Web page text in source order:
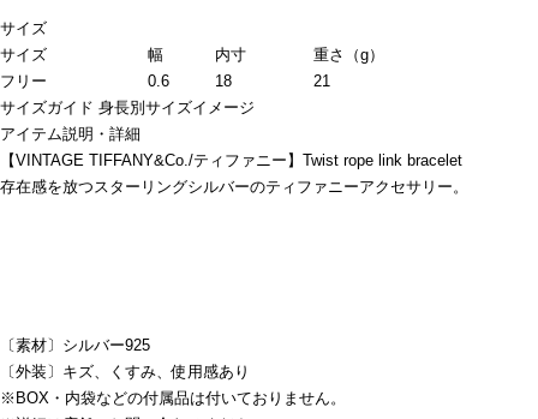
サイズ
サイズ
幅 内寸
重さ（g）
フリー
0.6 18
21
サイズガイド 身長別サイズイメージ
アイテム説明・詳細
【VINTAGE TIFFANY&Co./ティファニー】Twist rope link bracelet
存在感を放つスターリングシルバーのティファニーアクセサリー。
〔素材〕シルバー925
〔外装〕キズ、くすみ、使用感あり
※BOX・内袋などの付属品は付いておりません。